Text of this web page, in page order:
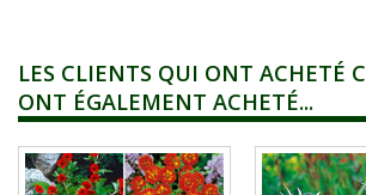
LES CLIENTS QUI ONT ACHETÉ
ONT ÉGALEMENT ACHETÉ...